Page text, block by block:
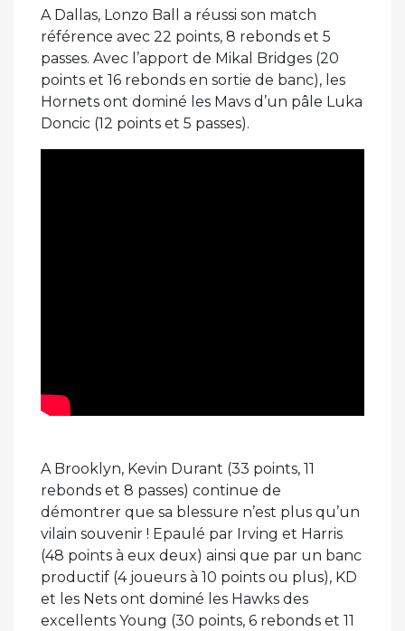
A Dallas, Lonzo Ball a réussi son match
référence avec 22 points, 8 rebonds et 5
passes. Avec l’apport de Mikal Bridges (20
points et 16 rebonds en sortie de banc), les
Hornets ont dominé les Mavs d’un pâle Luka
Doncic (12 points et 5 passes).
A Brooklyn, Kevin Durant (33 points, 11
rebonds et 8 passes) continue de
démontrer que sa blessure n’est plus qu’un
vilain souvenir ! Epaulé par Irving et Harris
(48 points à eux deux) ainsi que par un banc
productif (4 joueurs à 10 points ou plus), KD
et les Nets ont dominé les Hawks des
excellents Young (30 points, 6 rebonds et 11